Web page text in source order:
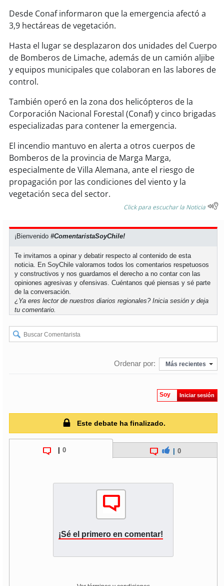
soycopiapó
soyvalparaíso
soy
soysanantonio
soychillán
soy sancarlos
talcahuano
soycoronel
soy
soytemuco
soyvaldivia
soyosorno
Desde Conaf informaron que la emergencia afectó a
3,9 hectáreas de vegetación.
Hasta el lugar se desplazaron dos unidades del Cuerpo
de Bomberos de Limache, además de un camión aljibe
y equipos municipales que colaboran en las labores de
control.
También operó en la zona dos helicópteros de la
Corporación Nacional Forestal (Conaf) y cinco brigadas
especializadas para contener la emergencia.
El incendio mantuvo en alerta a otros cuerpos de
Bomberos de la provincia de Marga Marga,
especialmente de Villa Alemana, ante el riesgo de
propagación por las condiciones del viento y la
vegetación seca del sector.
Click para escuchar la Noticia
¡Bienvenido#ComentaristaSoyChile!
Te invitamos a opinar y debatir respecto al contenido de esta
noticia. En SoyChile valoramos todos los comentarios respetuosos
y constructivos y nos guardamos el derecho a no contar con las
opiniones agresivas y ofensivas. Cuéntanos qué piensas y sé parte
de la conversación.
¿Ya eres lector de nuestros diarios regionales?Inicia sesión y deja
tu comentario.
Ordenar por: Más recientes
Soy Iniciar sesión
Este debate ha finalizado.
0 0
¡Sé el primero en comentar!